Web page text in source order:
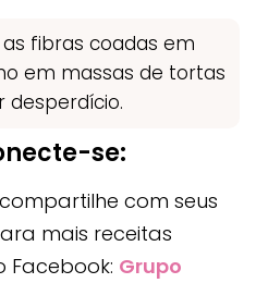
fibras coadas em
em massas de tortas
desperdício.
se:
com seus
mais receitas
Facebook: Grupo